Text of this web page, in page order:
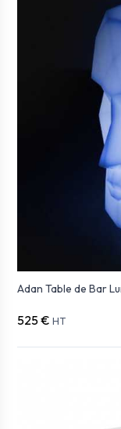
Adan Table de Bar
525 € HT